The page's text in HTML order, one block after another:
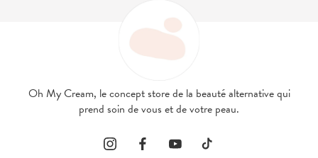
Oh My Cream, le concept store de la beauté alternative qui
prend soin de vous et de votre peau.